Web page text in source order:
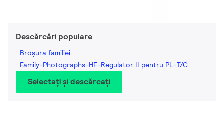
Descărcări populare
Broșura familiei
Family-Photographs-HF-Regulator II pentru PL-T/C
Selectați și descărcați